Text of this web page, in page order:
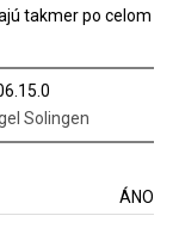
takmer po celom
Solingen
ÁNO